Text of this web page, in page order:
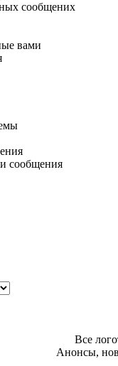
сообщених
сообщения
Все
Анонсы,